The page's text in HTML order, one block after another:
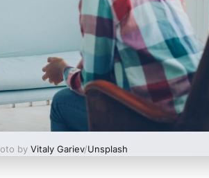
by Vitaly Gariev/Unsplash